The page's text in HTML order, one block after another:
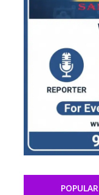
POPULAR